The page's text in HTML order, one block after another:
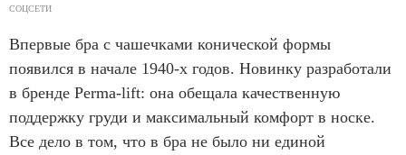
СОЦСЕТИ
Впервые бра с чашечками конической формы
появился в начале 1940-х годов. Новинку разработали
в бренде Perma-lift: она обещала качественную
поддержку груди и максимальный комфорт в носке.
Все дело в том, что в бра не было ни единой